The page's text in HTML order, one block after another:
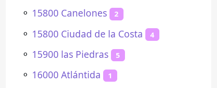
⚬ 15800 Canelones 2
⚬ 15800 Ciudad de la Costa 4
⚬ 15900 las Piedras 5
⚬ 16000 Atlántida 1